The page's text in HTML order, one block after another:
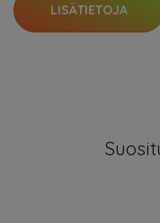
LISÄTIETOJA